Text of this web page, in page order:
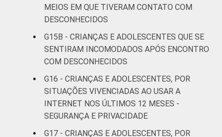
Fonte: CGI.br/NIC.br, Centro Regional de
Estudos para o Desenvolvimento da
Pesquisa sobre o uso da Internet por
crianças e adolescentes no Brasil - TIC Kids
Online Brasil 2019. ¹Dados coletados por
meio de questionários de
autopreenchimento.
MEIOS EM QUE TIVERAM CONTATO COM
DESCONHECIDOS
G15B - CRIANÇAS E ADOLESCENTES QUE SE
SENTIRAM INCOMODADOS APÓS ENCONTRO
COM DESCONHECIDOS
G16 - CRIANÇAS E ADOLESCENTES, POR
SITUAÇÕES VIVENCIADAS AO USAR A
INTERNET NOS ÚLTIMOS 12 MESES -
SEGURANÇA E PRIVACIDADE
G17 - CRIANÇAS E ADOLESCENTES, POR